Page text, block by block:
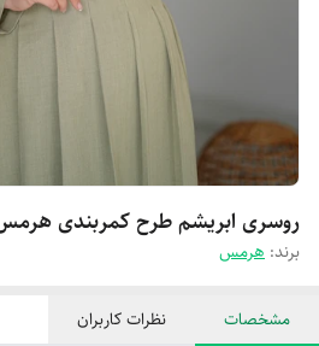
روسری ابریشم طرح کمربندی
برند: هرمس
مشخصات نظرات کاربران